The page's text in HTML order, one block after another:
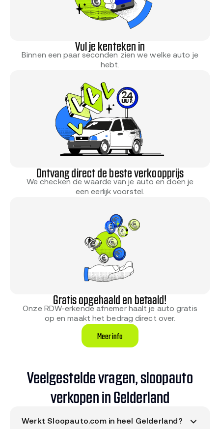
Vul je kenteken in
Binnen een paar seconden zien we welke auto je
hebt.
Ontvang direct de beste verkoopprijs
We checken de waarde van je auto en doen je
een eerlijk voorstel.
Gratis opgehaald en betaald!
Onze RDW-erkende afnemer haalt je auto gratis
op en maakt het bedrag direct over.
Meer info
Veelgestelde vragen, sloopauto
verkopen in Gelderland
Werkt Sloopauto.com in heel Gelderland?